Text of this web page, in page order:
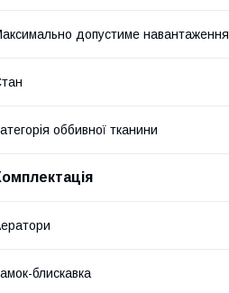
допустиме навантаження
оббивної тканини
блискавка